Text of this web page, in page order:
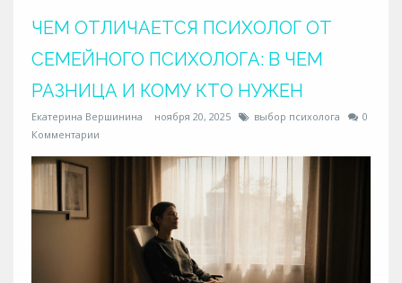
ЧЕМ ОТЛИЧАЕТСЯ ПСИХОЛОГ ОТ
СЕМЕЙНОГО ПСИХОЛОГА: В ЧЕМ
РАЗНИЦА И КОМУ КТО НУЖЕН
Екатерина Вершинина ноября 20, 2025 выбор психолога
0
Комментарии